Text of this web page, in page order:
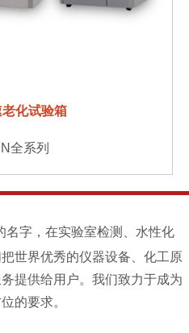
化试验箱
全系列
名字，在实验室检测、水性化
世界优秀的仪器设备、化工原
提供给用户。我们致力于成为
的要求。